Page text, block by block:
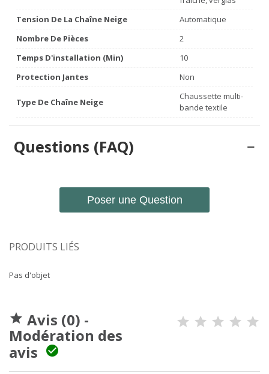
Tension De La Chaîne Neige
Automatique
Nombre De Pièces
2
Temps D'installation (min)
10
Protection Jantes
Non
Type De Chaîne Neige
Chaussette multi-
bande textile
Questions (FAQ)
Poser une Question
PRODUITS LIÉS
Pas d'objet
 Avis (0) -
Modération des
avis
